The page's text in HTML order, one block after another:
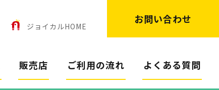
ジョイカルHOME
お問い合わせ
販売店 ご利用の流れ よくある質問